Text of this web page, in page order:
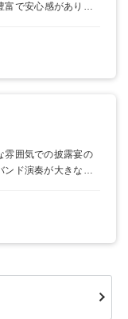
富で安心感があり、
もらえて、安心し
雰囲気での披露宴の
ンド演奏が大きな制
魅力的であると感